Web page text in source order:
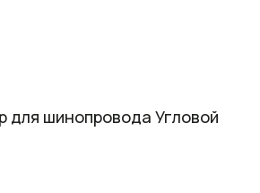
для шинопровода Угловой